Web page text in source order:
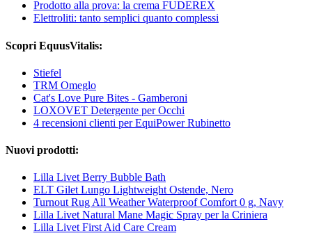
Prodotto alla prova: la crema FUDEREX
Elettroliti: tanto semplici quanto complessi
Scopri EquusVitalis:
Stiefel
TRM Omeglo
Cat's Love Pure Bites - Gamberoni
LOXOVET Detergente per Occhi
4 recensioni clienti per EquiPower Rubinetto
Nuovi prodotti:
Lilla Livet Berry Bubble Bath
ELT Gilet Lungo Lightweight Ostende, Nero
Turnout Rug All Weather Waterproof Comfort 0 g, Navy
Lilla Livet Natural Mane Magic Spray per la Criniera
Lilla Livet First Aid Care Cream